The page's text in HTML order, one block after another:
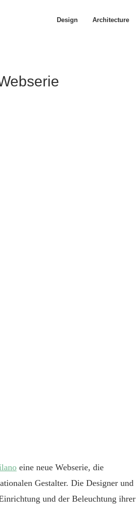
Design Architecture
eine neue Webserie, die
Gestalter. Die Designer und
und der Beleuchtung ihrer